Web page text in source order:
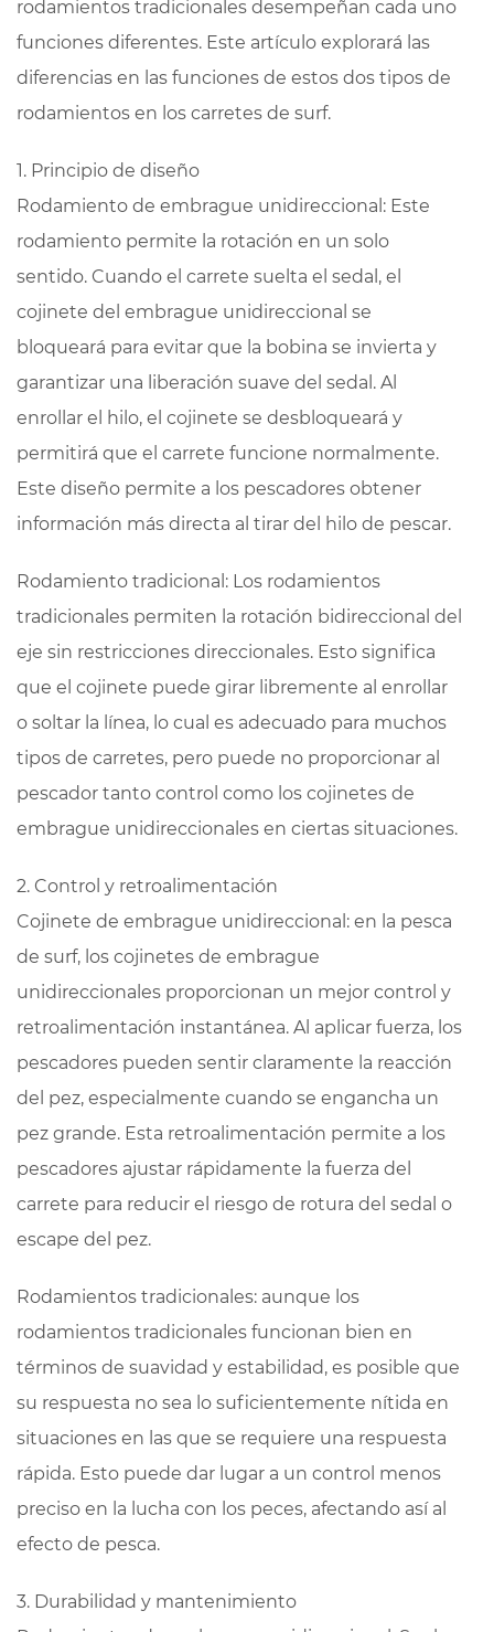
rodamientos tradicionales desempeñan cada uno
funciones diferentes. Este artículo explorará las
diferencias en las funciones de estos dos tipos de
rodamientos en los carretes de surf.
1. Principio de diseño
Rodamiento de embrague unidireccional: Este
rodamiento permite la rotación en un solo
sentido. Cuando el carrete suelta el sedal, el
cojinete del embrague unidireccional se
bloqueará para evitar que la bobina se invierta y
garantizar una liberación suave del sedal. Al
enrollar el hilo, el cojinete se desbloqueará y
permitirá que el carrete funcione normalmente.
Este diseño permite a los pescadores obtener
información más directa al tirar del hilo de pescar.
Rodamiento tradicional: Los rodamientos
tradicionales permiten la rotación bidireccional del
eje sin restricciones direccionales. Esto significa
que el cojinete puede girar libremente al enrollar
o soltar la línea, lo cual es adecuado para muchos
tipos de carretes, pero puede no proporcionar al
pescador tanto control como los cojinetes de
embrague unidireccionales en ciertas situaciones.
2. Control y retroalimentación
Cojinete de embrague unidireccional: en la pesca
de surf, los cojinetes de embrague
unidireccionales proporcionan un mejor control y
retroalimentación instantánea. Al aplicar fuerza, los
pescadores pueden sentir claramente la reacción
del pez, especialmente cuando se engancha un
pez grande. Esta retroalimentación permite a los
pescadores ajustar rápidamente la fuerza del
carrete para reducir el riesgo de rotura del sedal o
escape del pez.
Rodamientos tradicionales: aunque los
rodamientos tradicionales funcionan bien en
términos de suavidad y estabilidad, es posible que
su respuesta no sea lo suficientemente nítida en
situaciones en las que se requiere una respuesta
rápida. Esto puede dar lugar a un control menos
preciso en la lucha con los peces, afectando así al
efecto de pesca.
3. Durabilidad y mantenimiento